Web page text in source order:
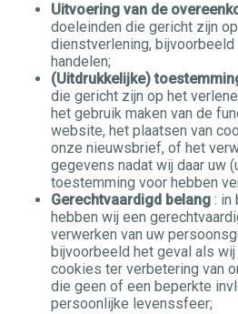
Uitvoering van de
doeleinden die gericht zijn
dienstverlening,
handelen;
(Uitdrukkelijke)
die gericht zijn op het
het gebruik maken van de
website, het plaatsen van
onze nieuwsbrief, of het
gegevens nadat wij daar uw
toestemming voor hebben
Gerechtvaardigd belang : in
hebben wij een
verwerken van uw
bijvoorbeeld het geval als wij
cookies ter verbetering van
die geen of een beperkte
persoonlijke levenssfeer;